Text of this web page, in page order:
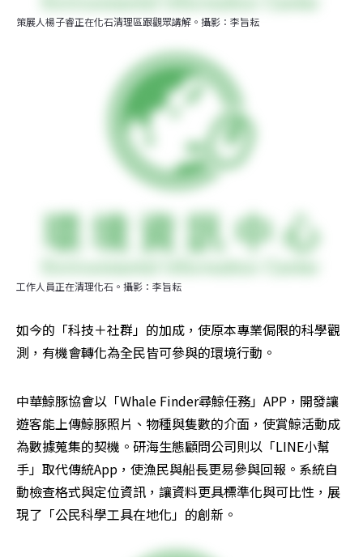
策展人楊子睿正在化石清理區跟觀眾講解。攝影：李旨耘
工作人員正在清理化石。攝影：李旨耘
如今的「科技＋社群」的加成，使原本專業侷限的科學觀
測，有機會轉化為全民皆可參與的環境行動。
中華鯨豚協會以「Whale Finder尋鯨任務」APP，開發讓
遊客能上傳鯨豚照片、物種與隻數的介面，使賞鯨活動成
為數據蒐集的契機。研海生態顧問公司則以「LINE小幫
手」取代傳統App，使漁民與船長更易參與回報。系統自
動檢查格式與定位資訊，讓資料更具標準化與可比性，展
現了「公民科學工具在地化」的創新。